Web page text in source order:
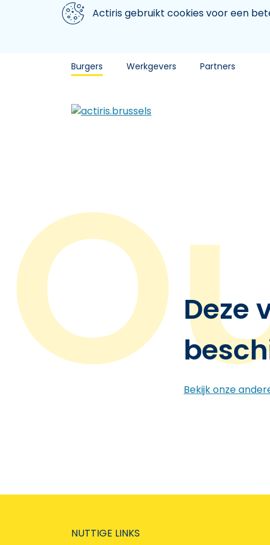
Aller au contenu principal
We gebruiken cookiesActiris gebruikt cookies voor een
Burgers Werkgevers Partners
Deze
Bekijk onze
NUTTIGE LINKS